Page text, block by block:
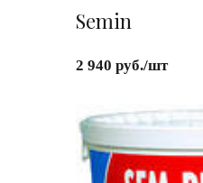
Semin
2 940 руб./шт